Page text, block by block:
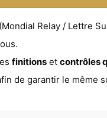
Relay / Lettre
finitions et contrôles
de garantir le même